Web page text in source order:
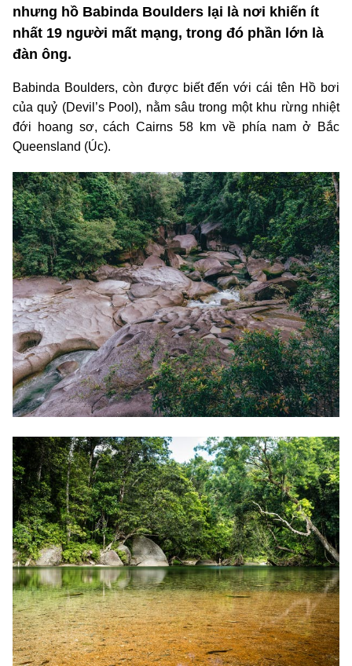
nhưng hồ Babinda Boulders lại là nơi khiến ít
nhất 19 người mất mạng, trong đó phần lớn là
đàn ông.
Babinda Boulders, còn được biết đến với cái tên Hồ bơi
của quỷ (Devil’s Pool), nằm sâu trong một khu rừng nhiệt
đới hoang sơ, cách Cairns 58 km về phía nam ở Bắc
Queensland (Úc).